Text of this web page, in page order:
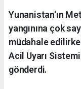
Yunanistan'ın
yangınına çok
müdahale
Acil Uyarı
gönderdi.